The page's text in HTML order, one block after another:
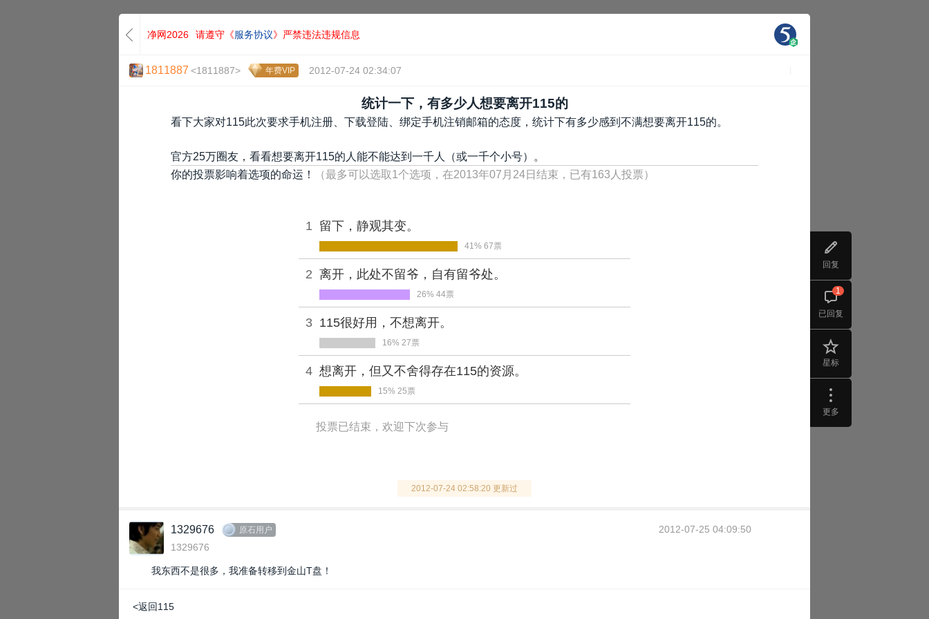
回复
已回复
1
星标
更多
净网2026 请遵守《服务协议》严禁违法违规信息
1811887 <1811887> 年费VIP 2012-07-24 02:34:07
统计一下，有多少人想要离开115的
看下大家对115此次要求手机注册、下载登陆、绑定手机注销邮箱的态度，统计下有多少感到不满想要离开115的。
官方25万圈友，看看想要离开115的人能不能达到一千人（或一千个小号）。
你的投票影响着选项的命运！
（最多可以选取1个选项，在2013年07月24日结束，已有163人投票）
1 留下，静观其变。
41% 67票
2 离开，此处不留爷，自有留爷处。
26% 44票
3 115很好用，不想离开。
16% 27票
4 想离开，但又不舍得存在115的资源。
15% 25票
投票已结束，欢迎下次参与
2012-07-24 02:58:20 更新过
1329676 原石用户
1329676
2012-07-25 04:09:50
我东西不是很多，我准备转移到金山T盘！
<返回115